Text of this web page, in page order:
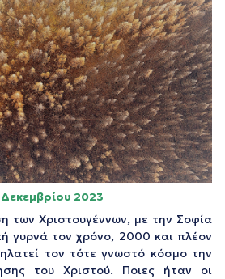
Δεκεμβρίου 2023
των Χριστουγέννων, με την Σοφία
γυρνά τον χρόνο, 2000 και πλέον
τον τότε γνωστό κόσμο την
του Χριστού. Ποιες ήταν οι